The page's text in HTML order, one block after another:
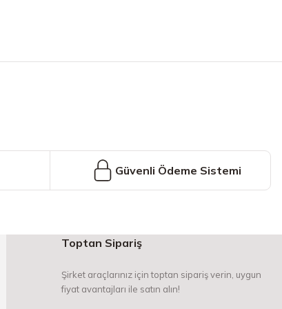
Güvenli Ödeme Sistemi
Toptan Sipariş
Şirket araçlarınız için toptan sipariş verin, uygun
fiyat avantajları ile satın alın!